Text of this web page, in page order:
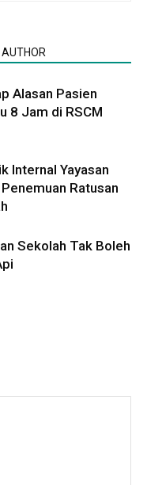
Alasan Pasien
8 Jam di RSCM
Internal Yayasan
Ratusan
Sekolah Tak Boleh